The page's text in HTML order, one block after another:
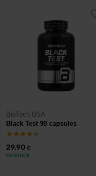
BioTech USA
Black Test 90 capsules
29,90 €
EN STOCK